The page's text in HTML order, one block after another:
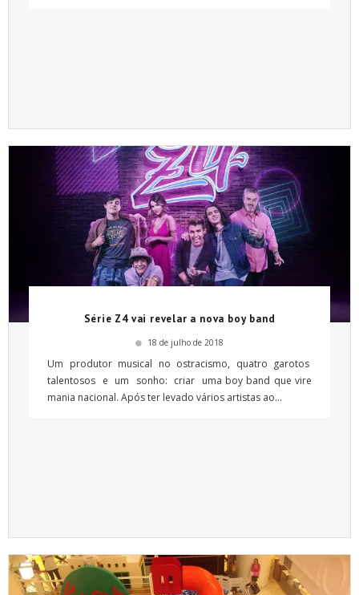
Série Z4 vai revelar a nova boy band
18 de julho de 2018
Um produtor musical no ostracismo, quatro garotos
talentosos e um sonho: criar uma boy band que vire
mania nacional. Após ter levado vários artistas ao...